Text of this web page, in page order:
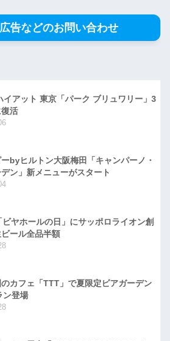
告などのお問い合わせ
イアット 東京「パーク ブリュワリー」3
活
byヒルトン大阪梅田「キャンパーノ・
ン」新メニューがスタート
ヤホールの日」にサッポロライオン創
ール全品半額
カフェ「TTT」で夏限定ビアガーデン
ン登場